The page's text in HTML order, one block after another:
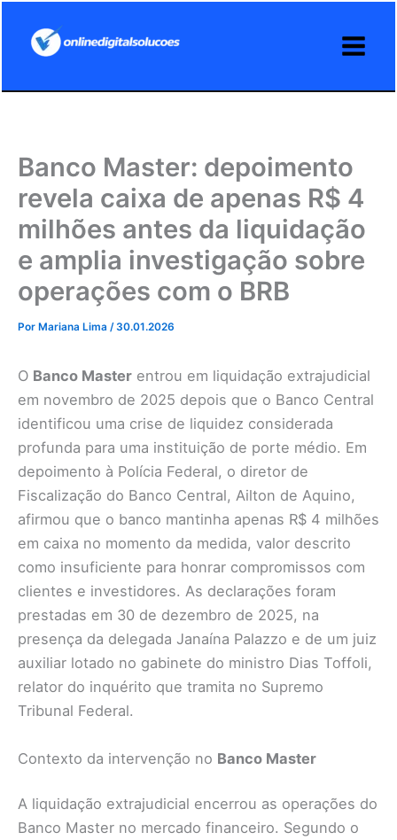
Banco Master: depoimento
revela caixa de apenas R$ 4
milhões antes da liquidação
e amplia investigação sobre
operações com o BRB
Por Mariana Lima /30.01.2026
O Banco Master entrou em liquidação extrajudicial
em novembro de 2025 depois que o Banco Central
identificou uma crise de liquidez considerada
profunda para uma instituição de porte médio. Em
depoimento à Polícia Federal, o diretor de
Fiscalização do Banco Central, Ailton de Aquino,
afirmou que o banco mantinha apenas R$ 4 milhões
em caixa no momento da medida, valor descrito
como insuficiente para honrar compromissos com
clientes e investidores. As declarações foram
prestadas em 30 de dezembro de 2025, na
presença da delegada Janaína Palazzo e de um juiz
auxiliar lotado no gabinete do ministro Dias Toffoli,
relator do inquérito que tramita no Supremo
Tribunal Federal.
Contexto da intervenção no Banco Master
A liquidação extrajudicial encerrou as operações do
Banco Master no mercado financeiro. Segundo o